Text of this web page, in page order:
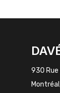
930 Rue